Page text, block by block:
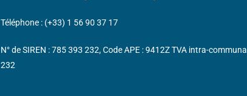
Téléphone : (+33) 1 56 90 37 17
N° de SIREN : 785 393 232, Code APE : 9412Z TVA intra-
232